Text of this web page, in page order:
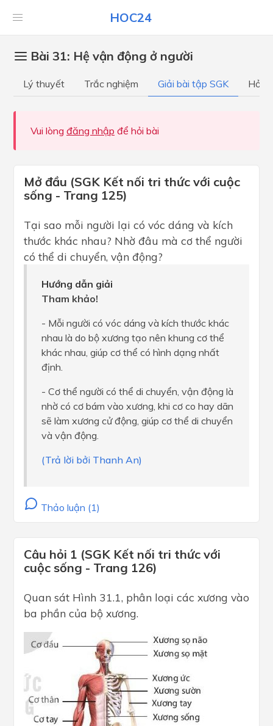
HOC24
Bài 31: Hệ vận động ở người
Lý thuyết Trắc nghiệm Giải bài tập SGK Hỏi
Vui lòng đăng nhập để hỏi bài
Mở đầu (SGK Kết nối tri thức với cuộc
sống - Trang 125)
Tại sao mỗi người lại có vóc dáng và kích
thước khác nhau? Nhờ đâu mà cơ thể người
có thể di chuyển, vận động?
Hướng dẫn giải
Tham khảo!
- Mỗi người có vóc dáng và kích thước khác
nhau là do bộ xương tạo nên khung cơ thể
khác nhau, giúp cơ thể có hình dạng nhất
định.
- Cơ thể người có thể di chuyển, vận động là
nhờ có cơ bám vào xương, khi cơ co hay dãn
sẽ làm xương cử động, giúp cơ thể di chuyển
và vận động.
(Trả lời bởi Thanh An)
Thảo luận (1)
Câu hỏi 1 (SGK Kết nối tri thức với
cuộc sống - Trang 126)
Quan sát Hình 31.1, phân loại các xương vào
ba phần của bộ xương.